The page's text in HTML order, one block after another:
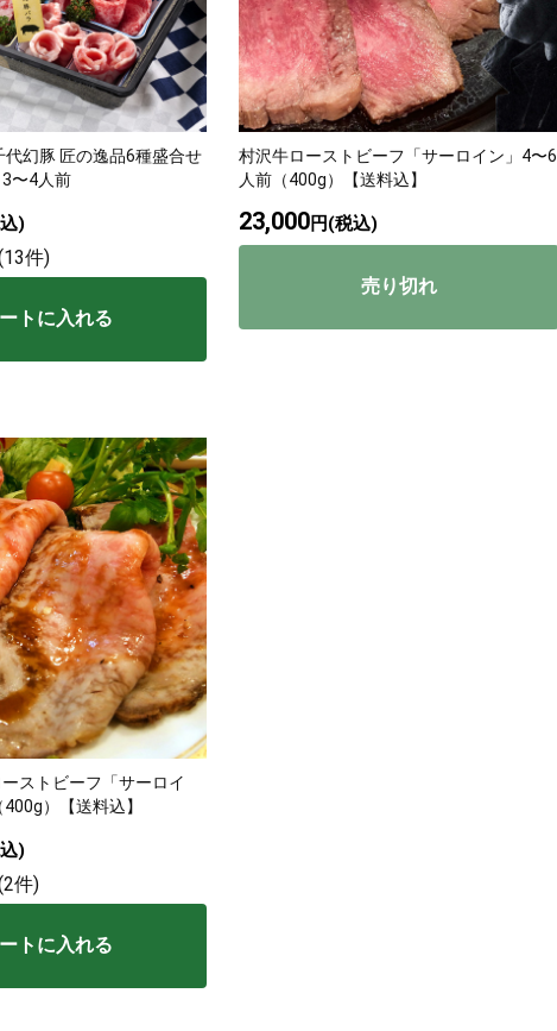
代幻豚 匠の逸品6種盛合せ
3〜4人前
)
件)
トに入れる
村沢牛ローストビーフ「サーロイン」4〜6
人前（400g）【送料込】
23,000円(税込)
売り切れ
ストビーフ「サーロイ
）【送料込】
)
件)
トに入れる